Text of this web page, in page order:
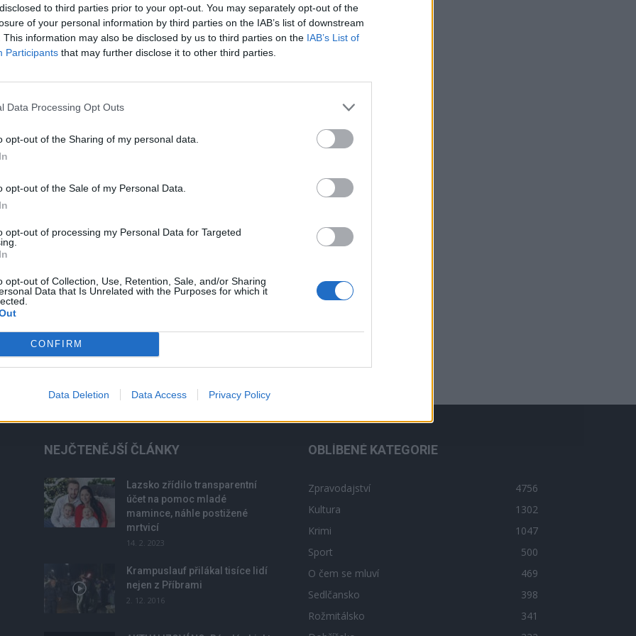
to third parties prior to your opt-out. You may separately opt-out of the
of your personal information by third parties on the IAB’s list of downstream
This information may also be disclosed by us to third parties on the IAB’s List of
Participants that may further disclose it to other third parties.
Data Processing Opt Outs
opt-out of the Sharing of my personal data.
opt-out of the Sale of my Personal Data.
opt-out of processing my Personal Data for Targeted
opt-out of Collection, Use, Retention, Sale, and/or Sharing
Data that Is Unrelated with the Purposes for which it
CONFIRM
Data Deletion Data Access Privacy Policy
0
Radek Ctibor - 2. 5. 2022
PŘÍBRAM - Kurzy češtiny pro uprchlíky z Ukrajiny
pořádá každý čtvrtek odpoledne příbramská
náměstí TGM. Více ve...
0
Březnicko
česko-ruské letní školy
Martin Poulíček - 14. 7. 2019 0
turnus Mezinárodní letní školy s výukou ruského a
českého jazyka, které se již potřinácté účastní...
NEJČTENĚJŠÍ ČLÁNKY
Lazsko zřídilo transparentní
účet na pomoc mladé
mamince, náhle postižené
mrtvicí
14. 2. 2023
Krampuslauf přilákal tisíce lidí
nejen z Příbrami
2. 12. 2016
OBLÍBENÉ KATEGORIE
Zpravodajství
4756
Kultura
1302
Krimi
1047
Sport
500
O čem se mluví
469
Sedlčansko
398
Rožmitálsko
341